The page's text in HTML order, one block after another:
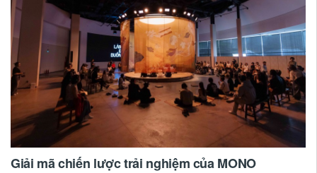
Giải mã chiến lược trải nghiệm của MONO